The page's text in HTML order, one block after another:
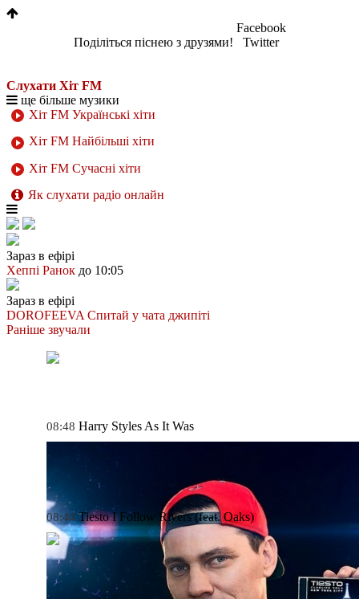
Поділіться піснею з друзями!
Facebook
Twitter
Слухати Хіт FM
ще більше музики
Хіт FM Українські хіти
Хіт FM Найбільші хіти
Хіт FM Сучасні хіти
Як слухати радіо онлайн
Зараз в ефірі
Хеппі Ранок до 10:05
Зараз в ефірі
DOROFEEVA Спитай у чата джипіті
Раніше звучали
08:48 Harry Styles As It Was
08:44 Tiesto I Follow Rivers (feat. Oaks)